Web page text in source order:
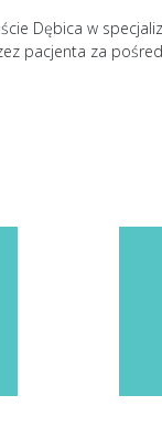
Dębica w
pacjenta za